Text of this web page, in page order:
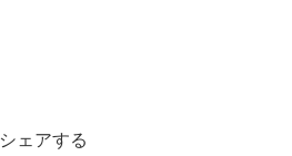
シェアする